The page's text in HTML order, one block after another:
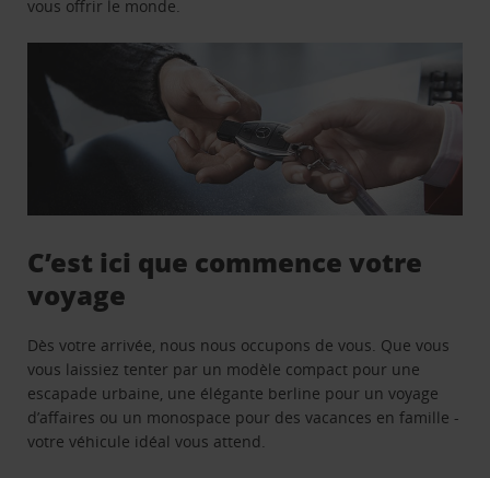
vous offrir le monde.
C’est ici que commence votre
voyage
Dès votre arrivée, nous nous occupons de vous. Que vous
vous laissiez tenter par un modèle compact pour une
escapade urbaine, une élégante berline pour un voyage
d’affaires ou un monospace pour des vacances en famille -
votre véhicule idéal vous attend.